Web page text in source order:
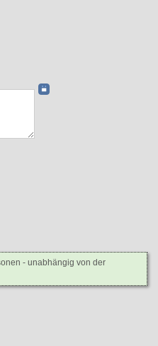
- unabhängig von der